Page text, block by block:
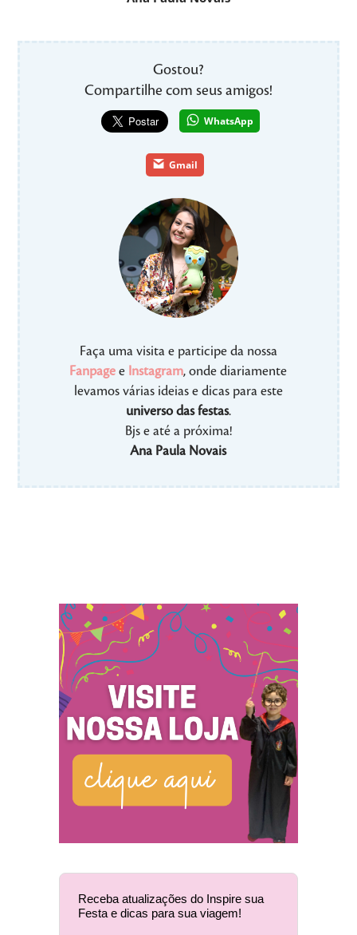
Gostou?
Compartilhe com seus amigos!
WhatsApp
Gmail
Faça uma visita e participe da nossa
Fanpage e Instagram, onde diariamente
levamos várias ideias e dicas para este
universo das festas.
Bjs e até a próxima!
Ana Paula Novais
Receba atualizações do Inspire sua
Festa e dicas para sua viagem!